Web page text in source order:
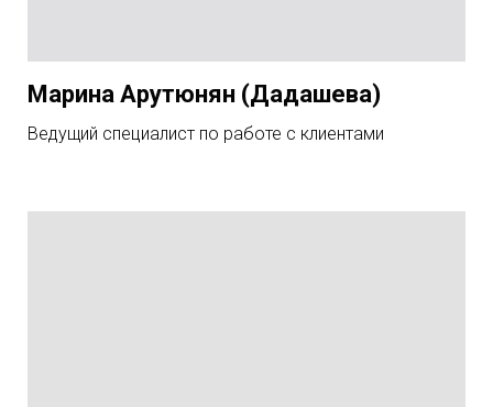
Марина Арутюнян (Дадашева)
Ведущий специалист по работе с клиентами